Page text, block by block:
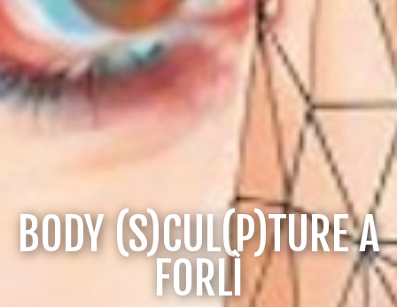
BODY (S)CUL(P)TURE A
FORLÌ